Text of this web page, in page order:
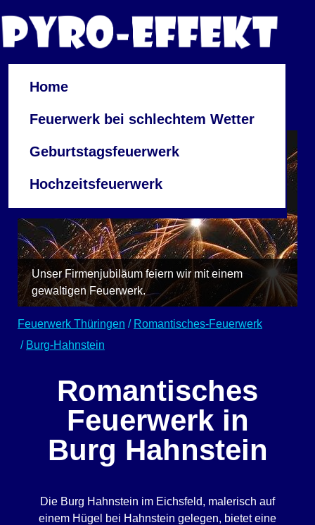
Home
Feuerwerk bei schlechtem Wetter
Geburtstagsfeuerwerk
Hochzeitsfeuerwerk
Unser Firmenjubiläum feiern wir mit einem
gewaltigen Feuerwerk.
Feuerwerk Thüringen / Romantisches-Feuerwerk
/ Burg-Hahnstein
Romantisches
Feuerwerk in
Burg Hahnstein
Die Burg Hahnstein im Eichsfeld, malerisch auf
einem Hügel bei Hahnstein gelegen, bietet eine